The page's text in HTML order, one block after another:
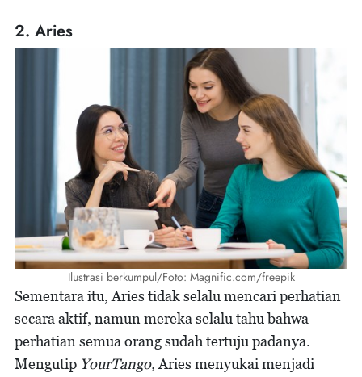
2. Aries
Ilustrasi berkumpul/Foto: Magnific.com/freepik
Sementara itu, Aries tidak selalu mencari perhatian
secara aktif, namun mereka selalu tahu bahwa
perhatian semua orang sudah tertuju padanya.
Mengutip YourTango,Aries menyukai menjadi